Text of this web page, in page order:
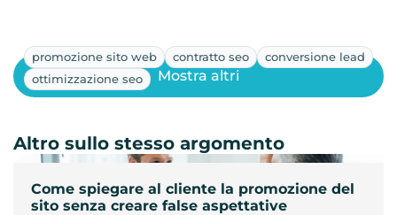
promozione sito web contratto seo
conversione lead
ottimizzazione seo
Come spiegare al cliente la promozione del
sito senza creare false aspettative
Mostra altri
Altro sullo stesso argomento